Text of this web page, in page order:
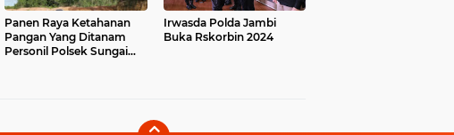
Panen Raya Ketahanan
Pangan Yang Ditanam
Personil Polsek Sungai
Irwasda Polda Jambi
Buka Rskorbin 2024